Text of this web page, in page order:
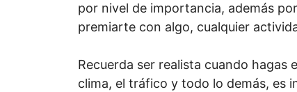
por nivel de importancia, además
premiarte con algo, cualquier
Recuerda ser realista cuando hagas
clima, el tráfico y todo lo demás, es